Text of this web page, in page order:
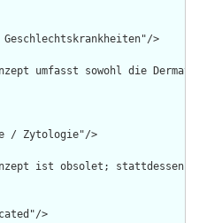
Geschlechtskrankheiten"/>
umfasst sowohl die
/ Zytologie"/>
ist obsolet; stattdessen
>